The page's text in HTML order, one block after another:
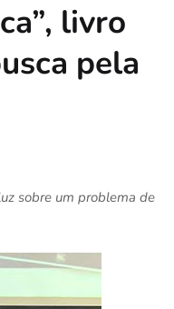
livro
pela
sobre um problema de